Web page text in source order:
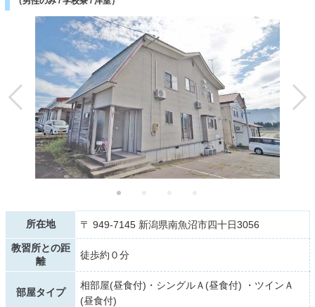
所在地 〒 949-7145 新潟県南魚沼市四十日3056
教習所との距
離
徒歩約０分
部屋タイプ
相部屋(昼食付)・シングルＡ(昼食付) ・ツインＡ
(昼食付)